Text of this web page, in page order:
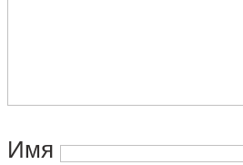
Имя